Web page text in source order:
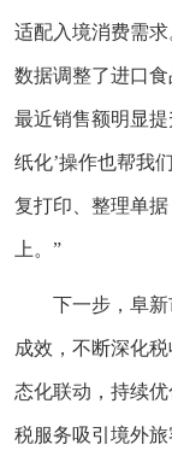
适配入境消费需
数据调整了进口
最近销售额明显
纸化’操作也帮我
复打印、整理单
上。”
下一步，阜
成效，不断深化
态化联动，持续
税服务吸引境外